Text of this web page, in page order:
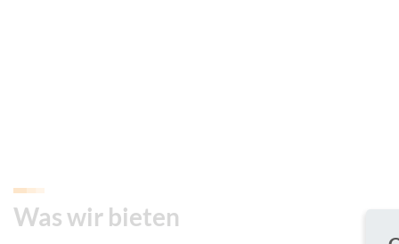
Was wir bieten